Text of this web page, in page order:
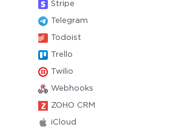
Stripe
Telegram
Todoist
Trello
Twilio
Webhooks
ZOHO CRM
iCloud